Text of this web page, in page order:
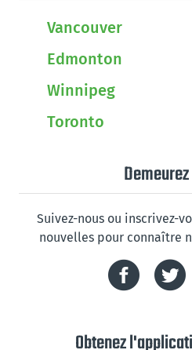
Vancouver
Edmonton
Winnipeg
Toronto
Suivez-nous ou inscrivez-
nouvelles pour connaître
Obtenez